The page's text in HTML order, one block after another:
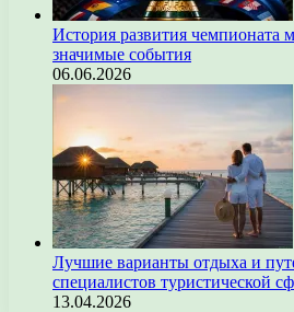
История развития чемпионата
значимые события
06.06.2026
Лучшие варианты отдыха и
специалистов туристической
13.04.2026